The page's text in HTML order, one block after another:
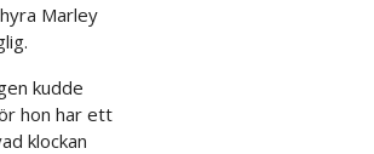
Marley
kudde
hon har ett
klockan